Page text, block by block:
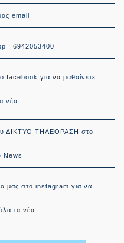
email
: 6942053400
facebook για να μαθαίνετε
νέα
ΔΙΚΤΥΟ ΤΗΛΕΟΡΑΣΗ στο
News
μας στο instagram για να
τα νέα